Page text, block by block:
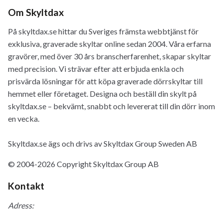
Om Skyltdax
På skyltdax.se hittar du Sveriges främsta webbtjänst för
exklusiva, graverade skyltar online sedan 2004. Våra erfarna
gravörer, med över 30 års branscherfarenhet, skapar skyltar
med precision. Vi strävar efter att erbjuda enkla och
prisvärda lösningar för att köpa graverade dörrskyltar till
hemmet eller företaget. Designa och beställ din skylt på
skyltdax.se – bekvämt, snabbt och levererat till din dörr inom
en vecka.
Skyltdax.se ägs och drivs av Skyltdax Group Sweden AB
© 2004-2026 Copyright Skyltdax Group AB
Kontakt
Adress: